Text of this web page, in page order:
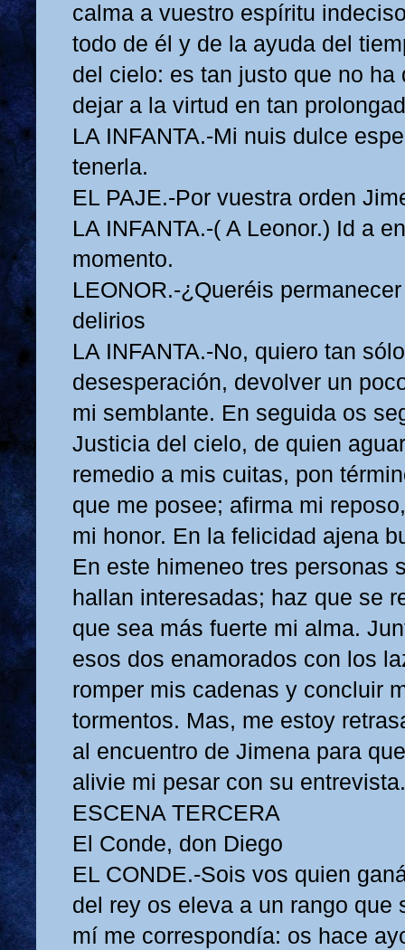
calma a vuestro espíritu
todo de él y de la ayuda del
del cielo: es tan justo que no ha
dejar a la virtud en tan
LA INFANTA.-Mi nuis dulce
tenerla.
EL PAJE.-Por vuestra orden
LA INFANTA.-( A Leonor.) Id a
momento.
LEONOR.-¿Queréis
delirios
LA INFANTA.-No, quiero tan
desesperación, devolver un
mi semblante. En seguida os
Justicia del cielo, de quien
remedio a mis cuitas, pon
que me posee; afirma mi
mi honor. En la felicidad ajena
En este himeneo tres personas
hallan interesadas; haz que se
que sea más fuerte mi alma.
esos dos enamorados con los
romper mis cadenas y concluir
tormentos. Mas, me estoy
al encuentro de Jimena para
alivie mi pesar con su entrevista.
ESCENA TERCERA
El Conde, don Diego
EL CONDE.-Sois vos quien
del rey os eleva a un rango que
mí me correspondía: os hace